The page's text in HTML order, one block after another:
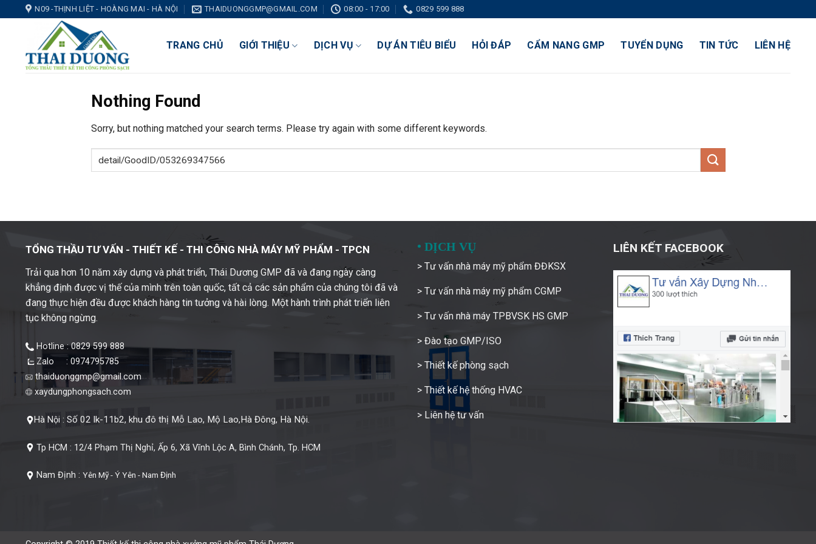
N09 -THỊNH LIỆT - HOÀNG MAI - HÀ NỘI THAIDUONGGMP@GMAIL.COM 08:00 - 17:00 0829 599 888
TRANG CHỦ GIỚI THIỆU DỊCH VỤ DỰ ÁN TIÊU BIỂU HỎI ĐÁP CẨM NANG GMP TUYỂN DỤNG TIN TỨC LIÊN HỆ
Nothing Found
Sorry, but nothing matched your search terms. Please try again with some different keywords.
TỔNG THẦU TƯ VẤN - THIẾT KẾ - THI CÔNG NHÀ MÁY MỸ PHẨM - TPCN
Trải qua hơn 10 năm xây dựng và phát triển, Thái Dương GMP đã và đang ngày càng
khẳng định được vị thế của mình trên toàn quốc, tất cả các sản phẩm của chúng tôi đã và
đang thực hiện đều được khách hàng tin tưởng và hài lòng. Một hành trình phát triển liên
tục không ngừng.
Hotline : 0829 599 888
Zalo : 0974795785
thaiduonggmp@gmail.com
xaydungphongsach.com
Hà Nội :Số 02 lk-11b2, khu đô thị Mỗ Lao, Mộ Lao,Hà Đông, Hà Nội.
Tp HCM : 12/4 Phạm Thị Nghỉ, Ấp 6, Xã Vĩnh Lộc A, Bình Chánh, Tp. HCM
Nam Định : Yên Mỹ - Ý Yên - Nam Định
• DỊCH VỤ
> Tư vấn nhà máy mỹ phẩm ĐĐKSX
> Tư vấn nhà máy mỹ phẩm CGMP
> Tư vấn nhà máy TPBVSK HS GMP
> Đào tạo GMP/ISO
> Thiết kế phòng sạch
> Thiết kế hệ thống HVAC
> Liên hệ tư vấn
LIÊN KẾT FACEBOOK